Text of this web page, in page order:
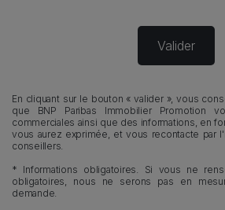
En cliquant sur le bouton « valider », vous
que BNP Paribas Immobilier Promotion
commerciales ainsi que des informations, en
vous aurez exprimée, et vous recontacte par
conseillers.
* Informations obligatoires. Si vous ne
obligatoires, nous ne serons pas en
demande.